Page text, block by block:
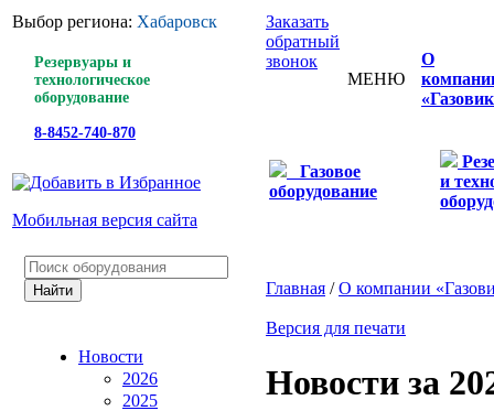
Выбор региона: Хабаровск
Резервуары и
технологическое
оборудование
8-8452-740-870
Мобильная версия сайта
Заказать
обратный
звонок
МЕНЮ
О
Газовое
оборудование
и
Новости
2026
2025
Главная /О компании
Версия для печати
Новости за